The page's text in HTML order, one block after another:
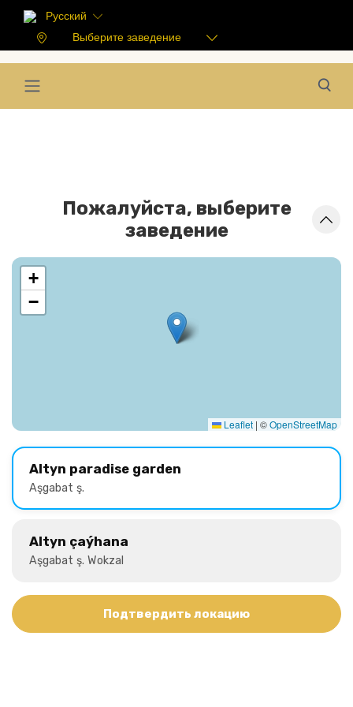
Русский
Выберите заведение
Пожалуйста, выберите
заведение
+
−
Leaflet | ©OpenStreetMap
Altyn paradise garden
Aşgabat ş.
Altyn çaýhana
Aşgabat ş. Wokzal
Подтвердить локацию